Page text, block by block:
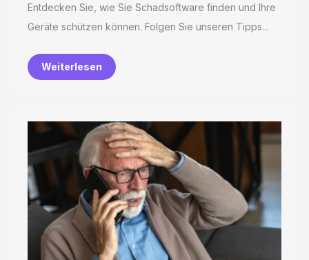
Entdecken Sie, wie Sie Schadsoftware finden und Ihre
Geräte schützen können. Folgen Sie unseren Tipps...
Weiterlesen